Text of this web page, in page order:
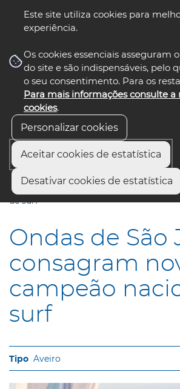
Este site utiliza cookies para
experiência.
Os cookies essenciais asseguram
do site e são indispensáveis, pelo
o seu consentimento. Para os
Para mais informações consulte a
cookies.
Personalizar cookies
Aceitar cookies de estatística
Desativar cookies de estatística
nos
Início
Ondas de São Jacinto consagram novo
de surf
Ondas de São
consagram
campeão
surf
Aveiro